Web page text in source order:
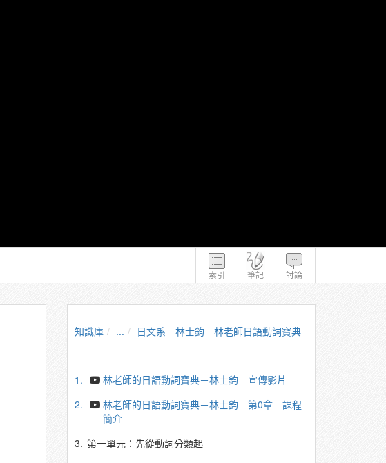
索引 筆記 討論
知識庫 ... 日文系－林士鈞－林老師日語動詞寶典
1.
林老師的日語動詞寶典－林士鈞 宣傳影片
2.
林老師的日語動詞寶典－林士鈞 第0章 課程
簡介
3. 第一單元：先從動詞分類起